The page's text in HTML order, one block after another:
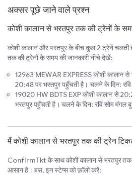
अक्सर पूछे जाने वाले प्रश्न
कोशी कालान से भरतपुर तक की ट्रेनों के
कोशी कालान और भरतपुर के बीच कुल 2 ट्रेनें चलती
तक की ट्रेनों के समय की जानकारी नीचे देखें:
12963 MEWAR EXPRESS कोशी कालान
20:48 पर भरतपुर पहुँचती है। चलने के दिन:
19020 HW BDTS EXP कोशी कालान से
भरतपुर पहुँचती है। चलने के दिन: रवि सोम मंगल
मैं कोशी कालान से भरतपुर तक की ट्रेन
ConfirmTkt के साथ कोशी कालान से भरतपुर तक
आसान है। बस, इन स्टेप्स को फ़ॉलो करें: